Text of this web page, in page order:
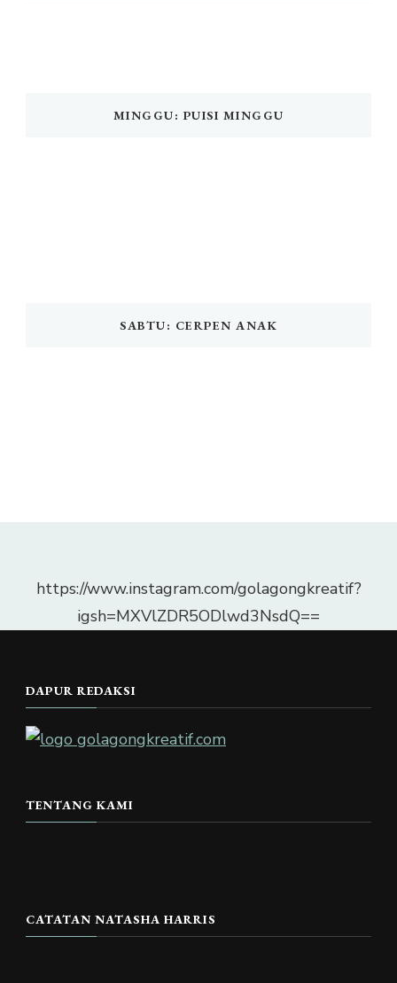
MINGGU: PUISI MINGGU
SABTU: CERPEN ANAK
https://www.instagram.com/golagongkreatif?
igsh=MXVlZDR5ODlwd3NsdQ==
DAPUR REDAKSI
TENTANG KAMI
CATATAN NATASHA HARRIS